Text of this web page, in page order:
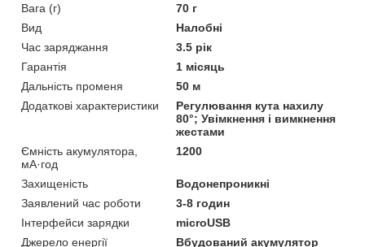
Вага (г)
70 г
Вид
Налобні
Час заряджання
3.5 рік
Гарантія
1 місяць
Дальність променя
50 м
Додаткові характеристики
Регулювання кута нахилу
80°; Увімкнення і вимкнення
жестами
Ємність акумулятора,
мА·год
1200
Захищеність
Водонепроникні
Заявлений час роботи
3-8 годин
Інтерфейси зарядки
microUSB
Джерело енергії
Вбудований акумулятор